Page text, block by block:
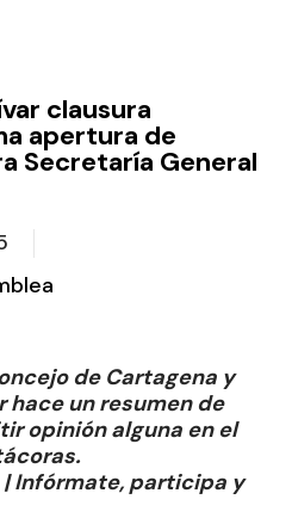
clausura
apertura de
Secretaría General
de Cartagena y
hace un resumen de
opinión alguna en el
Infórmate, participa y